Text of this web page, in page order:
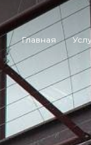
Главная